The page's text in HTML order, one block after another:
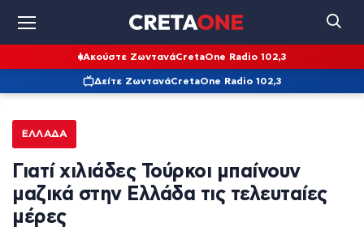
Ακούστε ΖωντανάCretaOne Radio 102,3
Δείτε ΖωντανάCretaOne Radio 102,3
ΕΛΛΆΔΑ
Γιατί χιλιάδες Τούρκοι μπαίνουν
μαζικά στην Ελλάδα τις τελευταίες
μέρες